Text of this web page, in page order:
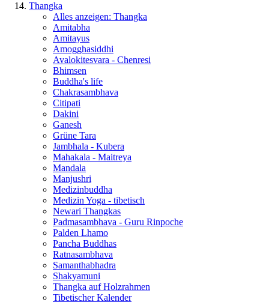
Thangka
Alles anzeigen: Thangka
Amitabha
Amitayus
Amogghasiddhi
Avalokitesvara - Chenresi
Bhimsen
Buddha's life
Chakrasambhava
Citipati
Dakini
Ganesh
Grüne Tara
Jambhala - Kubera
Mahakala - Maitreya
Mandala
Manjushri
Medizinbuddha
Medizin Yoga - tibetisch
Newari Thangkas
Padmasambhava - Guru Rinpoche
Palden Lhamo
Pancha Buddhas
Ratnasambhava
Samanthabhadra
Shakyamuni
Thangka auf Holzrahmen
Tibetischer Kalender